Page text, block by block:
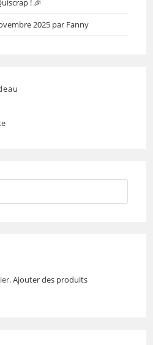
! 🎉
2025 par Fanny
Ajouter des produits